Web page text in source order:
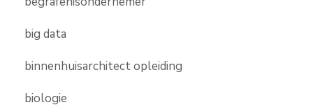
big data
binnenhuisarchitect opleiding
biologie